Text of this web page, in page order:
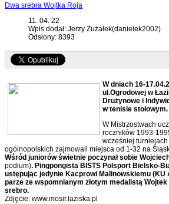
Dwa srebra Wojtka Roja
11. 04. 22
Wpis dodał: Jerzy Zużałek(danielek2002)
Odsłony: 8393
W dniach 16-
ul.Ogrodowej w
Drużynowe i
w tenisie stołowym.
W Mistrzostwach
roczników 1993-
wcześniej
ogólnopolskich zajmowali miejsca od 1-32 na
Wśród juniorów świetnie poczynał sobie
podium). Pingpongista BISTS Polsport Bielsko-
ustępując jedynie Kacprowi Malinowskiemu (KU
parze ze wspomnianym złotym medalistą
srebro.
Zdjęcie: www.mosir.laziska.pl